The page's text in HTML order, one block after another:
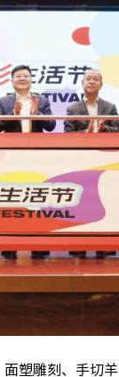
塑雕刻、手切